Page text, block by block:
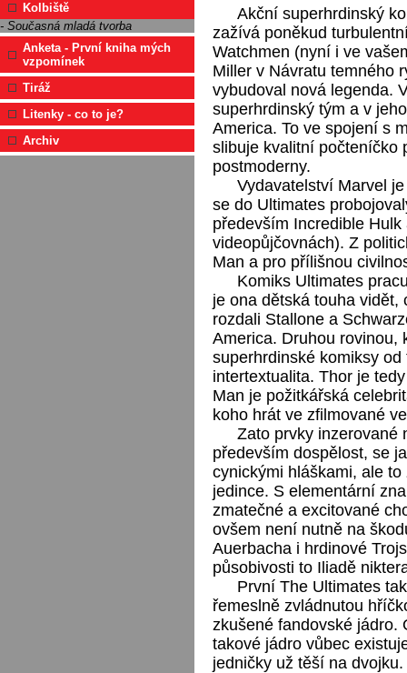
Kolbiště
- Současná mladá tvorba
Anketa - První kniha mých
vzpomínek
Tiráž
Litenky - co to je?
Archiv
Akční superhrdinský
zažívá poněkud
Watchmen (nyní i ve
Miller v Návratu temného
vybudoval nová legenda.
superhrdinský tým a v
America. To ve spojení s
slibuje kvalitní počteníčko
postmoderny.
Vydavatelství Marvel
se do Ultimates
především Incredible
videopůjčovnách). Z
Man a pro přílišnou
Komiks Ultimates
je ona dětská touha vidět,
rozdali Stallone a
America. Druhou rovinou,
superhrdinské komiksy
intertextualita. Thor je
Man je požitkářská
koho hrát ve zfilmované
Zato prvky inzerované
především dospělost, se
cynickými hláškami, ale
jedince. S elementární
zmatečné a excitované
ovšem není nutně na
Auerbacha i hrdinové
působivosti to Iliadě
První The Ultimates
řemeslně zvládnutou
zkušené fandovské jádro.
takové jádro vůbec
jedničky už těší na dvojku.